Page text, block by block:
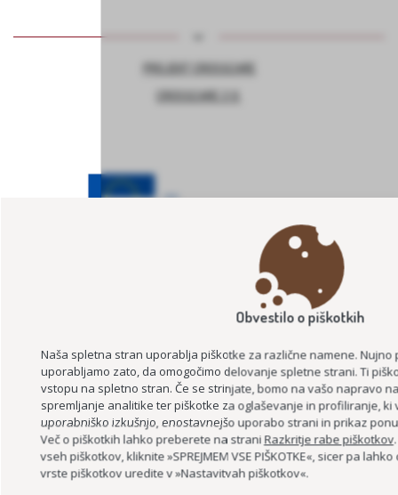
PROJEKT CROSSCARE
CROSSCARE 2.0
PROSTOVOLJSTVO V SKUPNOSTI
Obvestilo o piškotkih
Naša spletna stran uporablja piškotke za različne namene. Nujno
uporabljamo zato, da omogočimo delovanje spletne strani. Ti
vstopu na spletno stran. Če se strinjate, bomo na vašo napravo
spremljanje analitike ter piškotke za oglaševanje in profiliranje, ki
uporabniško izkušnjo, enostavnejšo uporabo strani in prikaz
Več o piškotkih lahko preberete na strani Razkritje rabe piškotkov
vseh piškotkov, kliknite »SPREJMEM VSE PIŠKOTKE«, sicer pa
vrste piškotkov uredite v »Nastavitvah piškotkov«.